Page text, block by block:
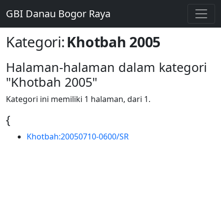
GBI Danau Bogor Raya
Kategori:Khotbah 2005
Halaman-halaman dalam kategori
"Khotbah 2005"
Kategori ini memiliki 1 halaman, dari 1.
{
Khotbah:20050710-0600/SR